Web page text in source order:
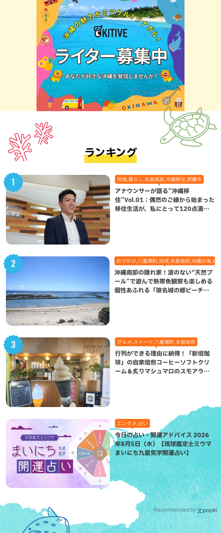
ランキング
地域,暮らし,本島南部,沖縄移住,那覇市
アナウンサーが語る”沖縄移
住”Vol.01：偶然のご縁から始まった
移住生活が、私にとって120点満点
おでかけ,八重瀬町,地域,本島南部,沖縄の海,自
沖縄南部の隠れ家！波のない“天然プ
ール”で遊んで熱帯魚観察も楽しめる
個性あふれる「玻名城の郷ビーチ」
グルメ,スイーツ,八重瀬町,本島南部
行列ができる理由に納得！「新垣珈
琲」の自家焙煎コーヒーソフトクリ
ーム＆炙りマシュマロのスモアラテ
エンタメ,占い
今日の占い・開運アドバイス 2026
年8月5日（水）【琉球鑑定士ミウマ
まいにち九星気学開運占い】
Recommended by